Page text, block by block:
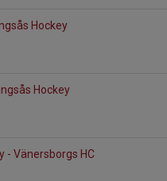
Hockey
Hockey
- Vänersborgs HC